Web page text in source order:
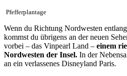
Pfefferplantage
Wenn du Richtung Nordwesten
kommst du übrigens an der neuen
vorbei – das Vinpearl Land – einem
Nordwesten der Insel. In der
an ein verlassenes Disneyland Paris.